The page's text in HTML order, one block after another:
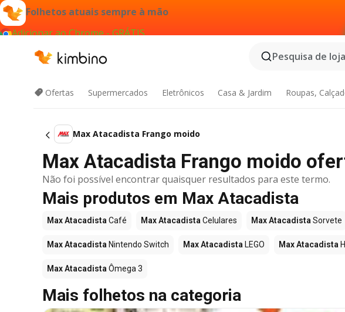
Folhetos atuais sempre à mão
Adicionar ao Chrome - GRÁTIS
Pesquisa de
Ofertas Supermercados Eletrônicos Casa & Jardim Roupas,
Max Atacadista Frango moido
Max Atacadista Frango moido
Não foi possível encontrar quaisquer resultados para este termo.
Mais produtos em Max Atacadista
Max Atacadista Café Max Atacadista Celulares Max Atacadista Sorvete
Max Atacadista Nintendo Switch Max Atacadista LEGO Max Atacadista
Max Atacadista Ômega 3
Mais folhetos na categoria